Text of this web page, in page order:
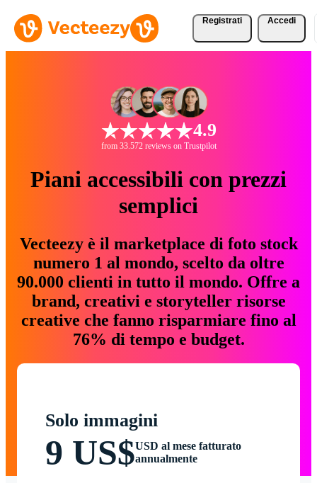
Registrati Accedi
4.9
from 33.572 reviews on Trustpilot
Piani accessibili con prezzi
semplici
Vecteezy è il marketplace di foto stock
numero 1 al mondo, scelto da oltre
90.000 clienti in tutto il mondo. Offre a
brand, creativi e storyteller risorse
creative che fanno risparmiare fino al
76% di tempo e budget.
Solo immagini
9 US$USD al mese fatturato
annualmente